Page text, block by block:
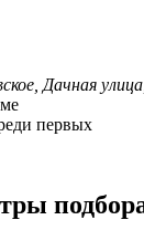
Дачная
первых